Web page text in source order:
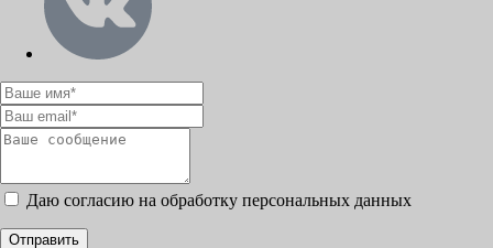
Даю согласию на обработку персональных данных
Отправить